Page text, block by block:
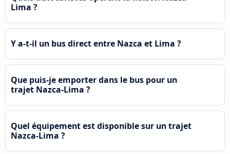
Lima ?
Y a-t-il un bus direct entre Nazca et Lima ?
Que puis-je emporter dans le bus pour un
trajet Nazca-Lima ?
Quel équipement est disponible sur un trajet
Nazca-Lima ?